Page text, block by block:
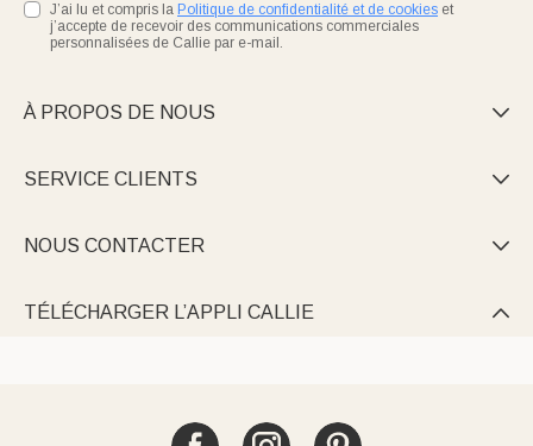
J’ai lu et compris la Politique de confidentialité et de cookies et
j’accepte de recevoir des communications commerciales
personnalisées de Callie par e-mail.
À PROPOS DE NOUS 
SERVICE CLIENTS 
NOUS CONTACTER 
TÉLÉCHARGER L’APPLI CALLIE 